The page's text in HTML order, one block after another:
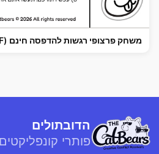
משחק פרצופי רגשות להדפסה חינם (PDF) | הדובתולים
הדובתולים
פותרי קונפליקטים